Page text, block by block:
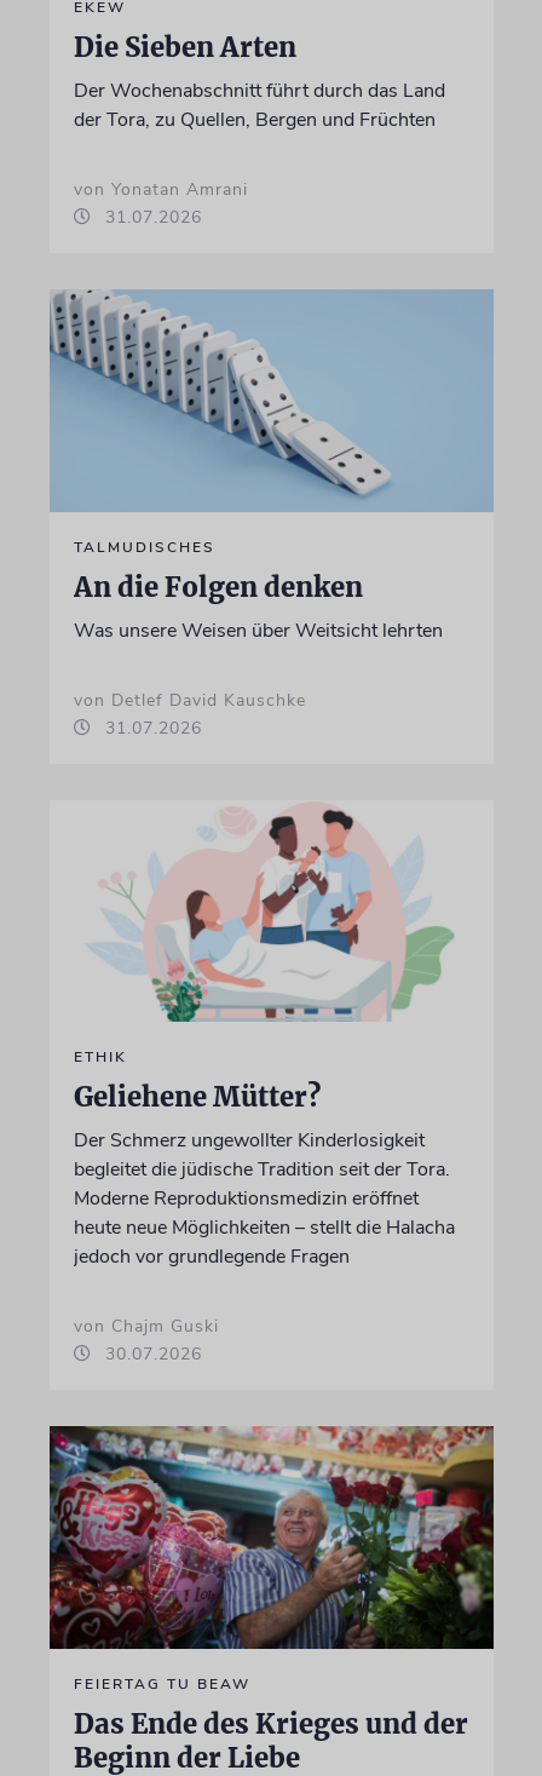
EKEW
Die Sieben Arten
Der Wochenabschnitt führt durch das Land
der Tora, zu Quellen, Bergen und Früchten
von Yonatan Amrani
31.07.2026
TALMUDISCHES
An die Folgen denken
Was unsere Weisen über Weitsicht lehrten
von Detlef David Kauschke
31.07.2026
ETHIK
Geliehene Mütter?
Der Schmerz ungewollter Kinderlosigkeit
begleitet die jüdische Tradition seit der Tora.
Moderne Reproduktionsmedizin eröffnet
heute neue Möglichkeiten – stellt die Halacha
jedoch vor grundlegende Fragen
von Chajm Guski
30.07.2026
FEIERTAG TU BEAW
Das Ende des Krieges und der
Beginn der Liebe